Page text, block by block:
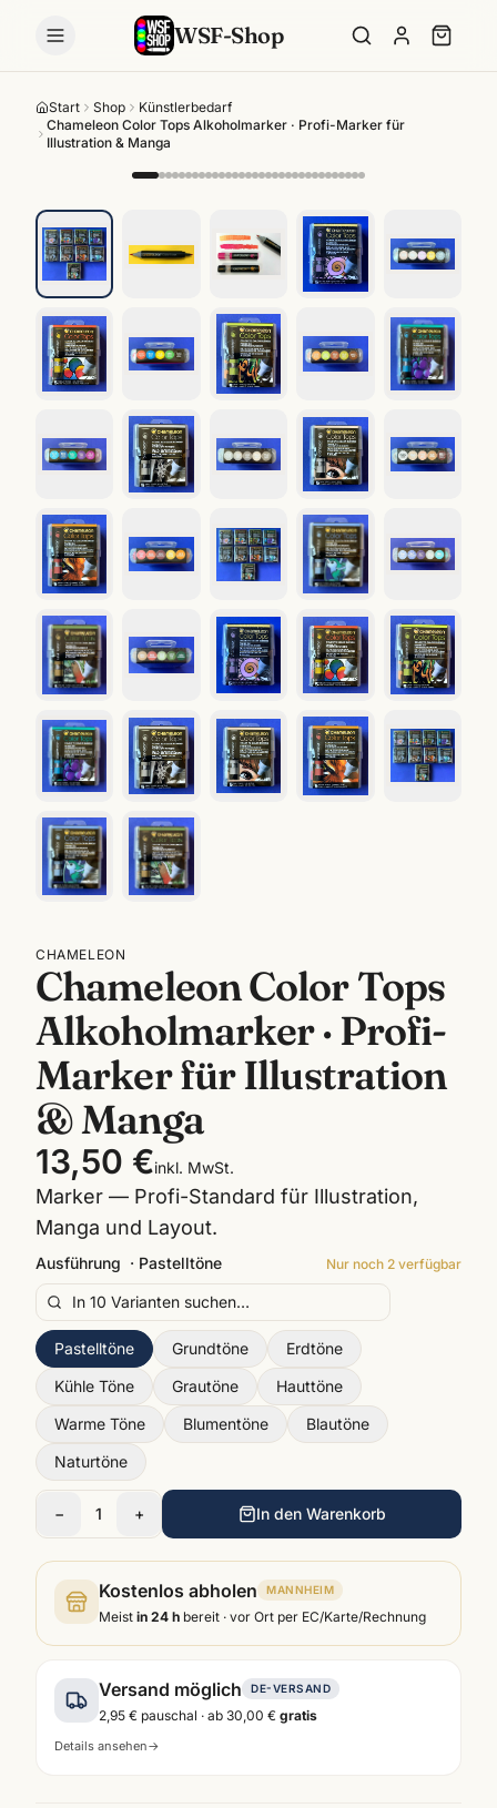
WSF-Shop
Start Shop
Künstlerbedarf
Chameleon Color Tops Alkoholmarker · Profi-Marker für
Illustration & Manga
CHAMELEON
Chameleon Color Tops
Alkoholmarker · Profi-
Marker für Illustration
& Manga
13,50 €inkl. MwSt.
Marker — Profi-Standard für Illustration,
Manga und Layout.
Ausführung · Pastelltöne Nur noch 2 verfügbar
Pastelltöne Grundtöne
Erdtöne
Kühle Töne
Grautöne
Hauttöne
Warme Töne
Blumentöne
Blautöne
Naturtöne
− 1 + In den Warenkorb
Kostenlos abholen MANNHEIM
Meist in 24 h bereit · vor Ort per EC/Karte/Rechnung
Versand möglich DE-VERSAND
2,95 € pauschal · ab 30,00 € gratis
Details ansehen→